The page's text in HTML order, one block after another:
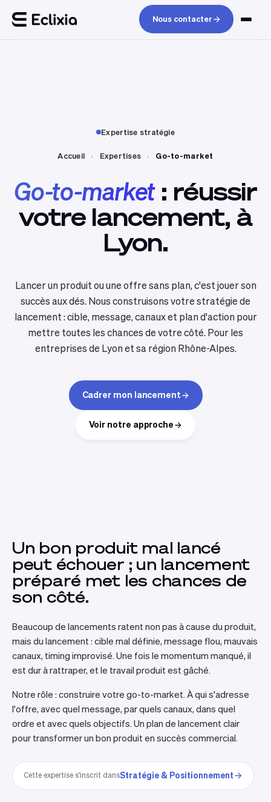
Nous contacter
Expertise stratégie
Accueil › Expertises › Go-to-market
Go-to-market : réussir
votre lancement, à
Lyon.
Lancer un produit ou une offre sans plan, c'est jouer son
succès aux dés. Nous construisons votre stratégie de
lancement : cible, message, canaux et plan d'action pour
mettre toutes les chances de votre côté. Pour les
entreprises de Lyon et sa région Rhône-Alpes.
Cadrer mon lancement
Voir notre approche
Un bon produit mal lancé
peut échouer ; un lancement
préparé met les chances de
son côté.
Beaucoup de lancements ratent non pas à cause du produit,
mais du lancement : cible mal définie, message flou, mauvais
canaux, timing improvisé. Une fois le momentum manqué, il
est dur à rattraper, et le travail produit est gâché.
Notre rôle : construire votre go-to-market. À qui s'adresse
l'offre, avec quel message, par quels canaux, dans quel
ordre et avec quels objectifs. Un plan de lancement clair
pour transformer un bon produit en succès commercial.
Cette expertise s'inscrit dansStratégie & Positionnement